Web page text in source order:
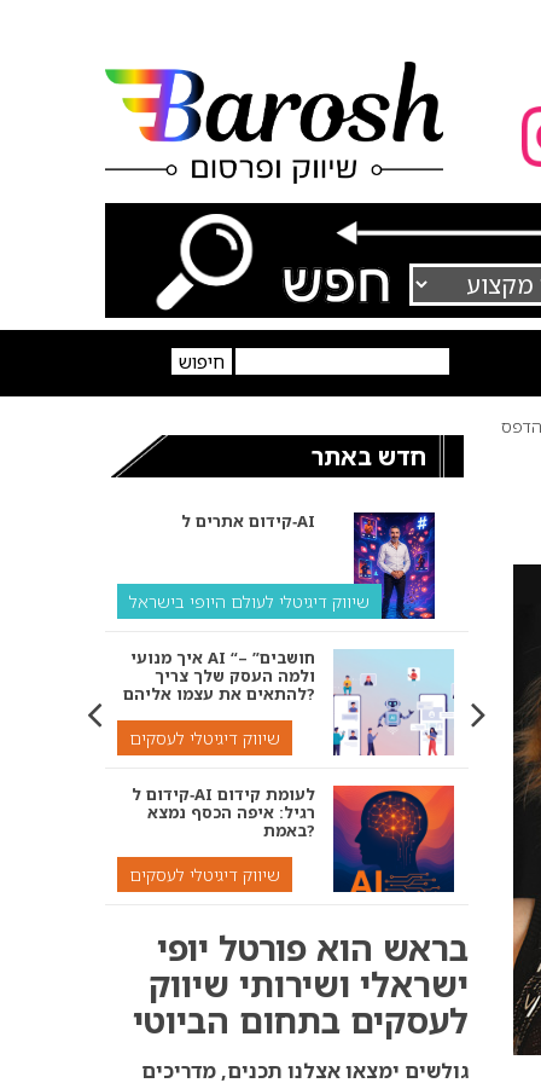
הדפס
חדש באתר
קידום אתרים ל‑AI
שיווק דיגיטלי לעולם היופי בישראל
איך מנועי AI “חושבים” –
ולמה העסק שלך צריך
להתאים את עצמו אליהם?
שיווק דיגיטלי לעסקים
קידום ל‑AI לעומת קידום
רגיל: איפה הכסף נמצא
באמת?
שיווק דיגיטלי לעסקים
אנחנו נדאג שתופיעו
בתשובות של ChatGPT,
Google AI ומנועי הבינה
המלאכותית המובילים
שיווק דיגיטלי לעסקים
קולקציית קיץ 2025 של –
בראש הוא פורטל יופי
ישראלי ושירותי שיווק
לעסקים בתחום הביוטי
גולשים ימצאו אצלנו תכנים, מדריכים